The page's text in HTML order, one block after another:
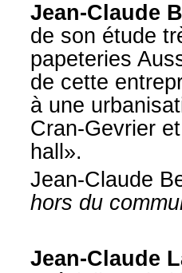
Jean-Claude
de son étude
papeteries
de cette
à une
Cran-Gevrier
hall».
Jean-Claude
hors du
Jean-Claude